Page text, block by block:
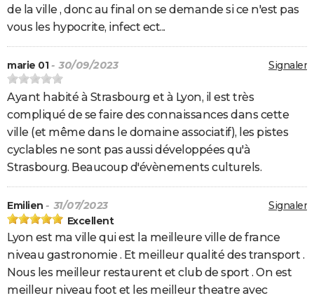
de la ville , donc au final on se demande si ce n'est pas
vous les hypocrite, infect ect...
Signaler
marie 01 - 30/09/2023
Ayant habité à Strasbourg et à Lyon, il est très
compliqué de se faire des connaissances dans cette
ville (et même dans le domaine associatif), les pistes
cyclables ne sont pas aussi développées qu'à
Strasbourg. Beaucoup d'évènements culturels.
Signaler
Emilien - 31/07/2023
Excellent
Lyon est ma ville qui est la meilleure ville de france
niveau gastronomie . Et meilleur qualité des transport .
Nous les meilleur restaurent et club de sport . On est
meilleur niveau foot et les meilleur theatre avec